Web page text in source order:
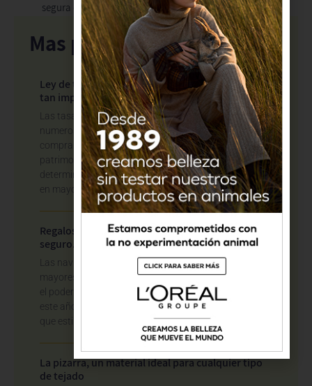
segura de mantener un ambiente limpio y saludable.
Mas popular
Ley de tasación en España: qué es y por qué es
tan importante
Las tasaciones desempeñan un papel fundamental en
numerosas situaciones jurídicas y económicas. La
compra de una vivienda, una herencia, un reparto
patrimonial, la constitución de una hipoteca o
determinados procedimientos tributarios dependen,
en mayor o menor medida, de una valoración
Regalos didácticos para los niños: un acierto
seguro.
Las navidades son también muy especiales para los
mayores, pues aprendemos de los niños la inocencia y
el poder de la imaginación para vivir felices. Por ello,
este año deberíamos proponernos hacer unos regalos
que estimulen y potencien su gran
La pizarra, un material ideal para cualquier tipo
de tejado